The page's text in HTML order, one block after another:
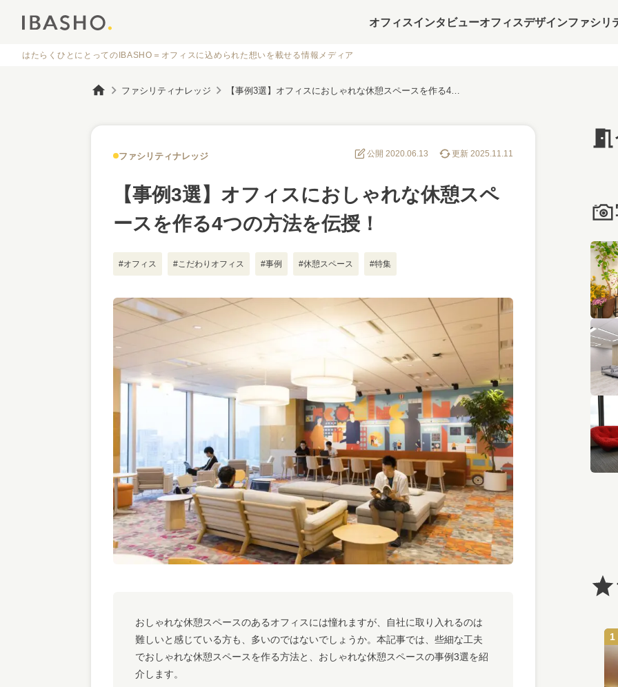
オフィスインタビューオフィスデザインファシリ
はたらくひとにとってのIBASHO＝オフィスに込められた想いを載せる情報メディア
ファシリティナレッジ
ファシリティナレッジ 公開 2020.06.13 更新 2025.11.11
【事例3選】オフィスにおしゃれな休憩スペ
ースを作る4つの方法を伝授！
#オフィス #こだわりオフィス #事例 #休憩スペース #特集
おしゃれな休憩スペースのあるオフィスには憧れますが、自社に取り入れるのは
難しいと感じている方も、多いのではないでしょうか。本記事では、些細な工夫
でおしゃれな休憩スペースを作る方法と、おしゃれな休憩スペースの事例3選を紹
介します。